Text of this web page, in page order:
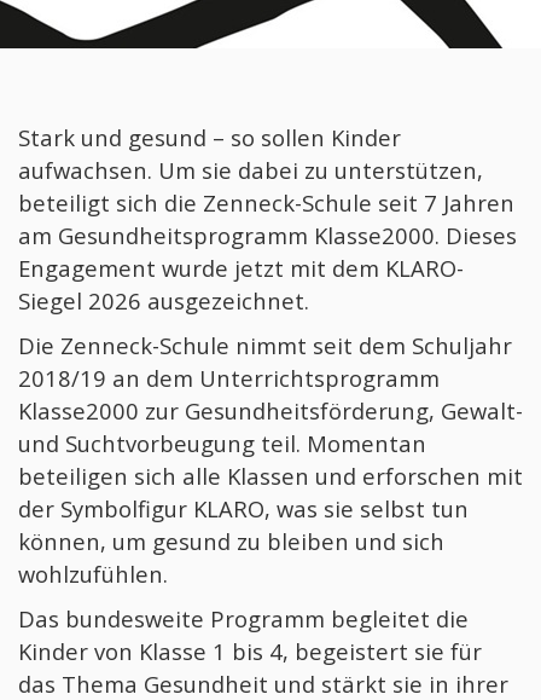
Klasse 1 – Büchereibesuch in Eschach
Bundesjugendspiele kurz vor den Pfingstferien
Klasse 2 – Besuch auf dem Bauernhof
Lesestunde in der Zenneck-Schule
Lego-Mathestunde
Starkes Auftreten der Zenneckschule
Robotik-AG – wo Technik auf Kreativität trifft
Der Osterhase war zu Besuch
Klasse2000-Auszeichnung für die Zenneck-
Schul-T-Shirts für die Jüngsten
exlporhino aus Aalen zu Gast an der Zenneck-
Faschingsparty an der Zenneck-Schule
Gottesdienst zum Jahresabschluss
Stimmungsvoller Abschluss vor den
Stark und gesund – so sollen Kinder
aufwachsen. Um sie dabei zu unterstützen,
beteiligt sich die Zenneck-Schule seit 7 Jahren
am Gesundheitsprogramm Klasse2000. Dieses
Engagement wurde jetzt mit dem KLARO-
Siegel 2026 ausgezeichnet.
Die Zenneck-Schule nimmt seit dem Schuljahr
2018/19 an dem Unterrichtsprogramm
Klasse2000 zur Gesundheitsförderung, Gewalt-
und Suchtvorbeugung teil. Momentan
beteiligen sich alle Klassen und erforschen mit
der Symbolfigur KLARO, was sie selbst tun
können, um gesund zu bleiben und sich
wohlzufühlen.
Das bundesweite Programm begleitet die
Kinder von Klasse 1 bis 4, begeistert sie für
das Thema Gesundheit und stärkt sie in ihrer